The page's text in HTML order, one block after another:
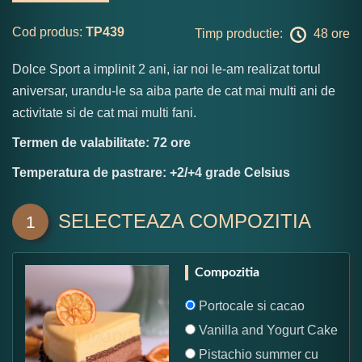
Cod produs: TP439 Timp productie: 48 ore
Dolce Sport a implinit 2 ani, iar noi le-am realizat tortul
aniversar, urandu-le sa aiba parte de cat mai multi ani de
activitate si de cat mai multi fani.
Termen de valabilitate: 72 ore
Temperatura de pastrare: +2/+4 grade Celsius
1 SELECTEAZA COMPOZITIA
Compozitia
Portocale si cacao
Vanilla and Yogurt Cake
Pistachio summer cu